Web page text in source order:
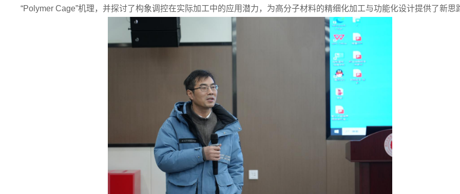
“Polymer Cage”机理，并探讨了构象调控在实际加工中的应用潜力，为高分子材料的精细化加工与功能化设计提供了新思